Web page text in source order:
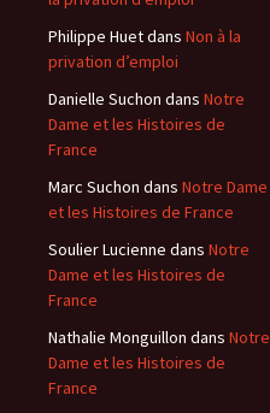
Philippe Huetdans Non à la
privation d’emploi
Danielle Suchon dans Notre
Dame et les Histoires de
France
Marc Suchon dans Notre Dame
et les Histoires de France
Soulier Lucienne dans Notre
Dame et les Histoires de
France
Nathalie Monguillon dans Notre
Dame et les Histoires de
France